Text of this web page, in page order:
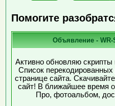
Помогите
Объявление -
Активно обновляю скрипты
Список перекодированных
странице сайта.
сайт! В ближайшее время
Про, фотоальбом,